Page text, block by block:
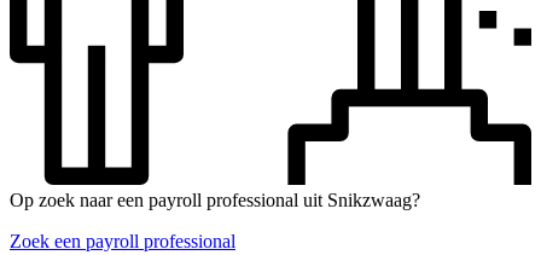
Op zoek naar een payroll professional uit Snikzwaag?
Zoek een payroll professional